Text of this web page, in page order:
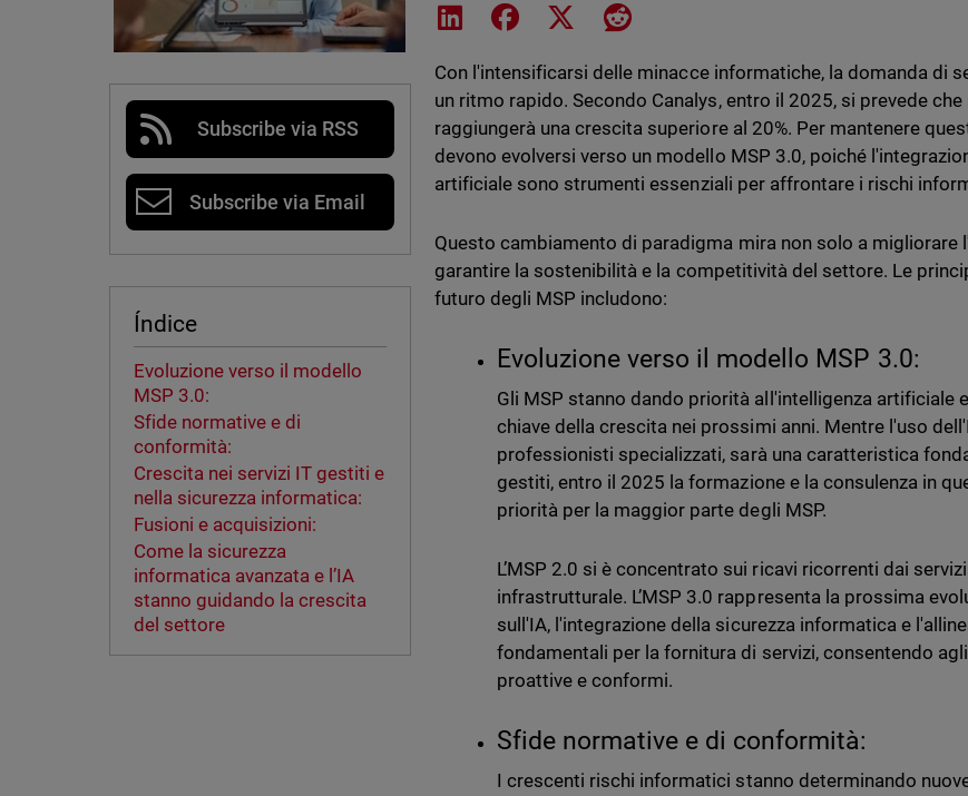
Subscribe via RSS
Subscribe via Email
Índice
Evoluzione verso il modello
MSP 3.0:
Sfide normative e di
conformità:
Crescita nei servizi IT gestiti e
nella sicurezza informatica:
Fusioni e acquisizioni:
Come la sicurezza
informatica avanzata e l’IA
stanno guidando la crescita
del settore
Share on LinkedIn
Share on Facebook
Share on XShare on Reddit
Con l'intensificarsi delle minacce informatiche, la domanda di
un ritmo rapido. Secondo Canalys, entro il 2025, si prevede
raggiungerà una crescita superiore al 20%. Per mantenere
devono evolversi verso un modello MSP 3.0, poiché
artificiale sono strumenti essenziali per affrontare i rischi
Questo cambiamento di paradigma mira non solo a migliorare
garantire la sostenibilità e la competitività del settore. Le
futuro degli MSP includono:
Evoluzione verso il modello MSP 3.0:
Gli MSP stanno dando priorità all'intelligenza artificiale
chiave della crescita nei prossimi anni. Mentre l'uso
professionisti specializzati, sarà una caratteristica
gestiti, entro il 2025 la formazione e la consulenza in
priorità per la maggior parte degli MSP.
L’MSP 2.0 si è concentrato sui ricavi ricorrenti dai
infrastrutturale. L’MSP 3.0 rappresenta la prossima
sull'IA, l'integrazione della sicurezza informatica e
fondamentali per la fornitura di servizi, consentendo
proattive e conformi.
Sfide normative e di conformità:
I crescenti rischi informatici stanno determinando